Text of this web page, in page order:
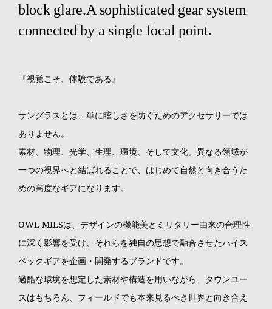
block glare.A sophisticated gear system
connected by a single focal point.
『視覚こそ、体験である』
サングラスとは、単に眩しさを防ぐためのアクセサリーでは
ありません。
素材、物理、光学、生理、環境、そして文化。異なる領域が
一つの視界へと結ばれることで、はじめて自然と向き合うた
めの高度なギアになります。
OWL MILSは、デザインの機能美とミリタリー由来の合理性
に深く影響を受け、それらを独自の思想で融合させたハイス
ペックギアを企画・開発するブランドです。
過酷な環境を想定した素材や構造を用いながら、タウンユー
スはもちろん、フィールドでも本来見るべき世界と向き合え